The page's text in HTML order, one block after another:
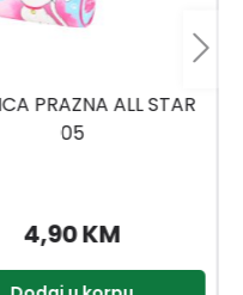
FURIOUS CAR
Nedostupno